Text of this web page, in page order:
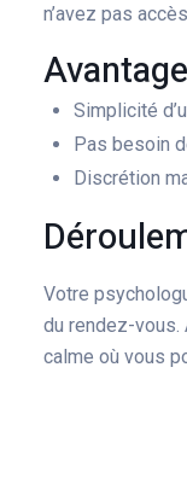
n’avez pas
Simplicité
Pas besoin
Discrétion
Votre
du rendez-vous.
calme où vous